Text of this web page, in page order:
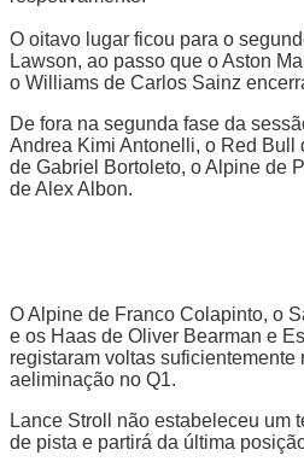
O oitavo lugar ficou para o
Lawson, ao passo que o Aston
o Williams de Carlos Sainz
De fora na segunda fase da
Andrea Kimi Antonelli, o Red Bull
de Gabriel Bortoleto, o Alpine de
de Alex Albon.
O Alpine de Franco Colapinto, o
e os Haas de Oliver Bearman e
registaram voltas suficientemente
aeliminação no Q1.
Lance Stroll não estabeleceu um
de pista e partirá da última